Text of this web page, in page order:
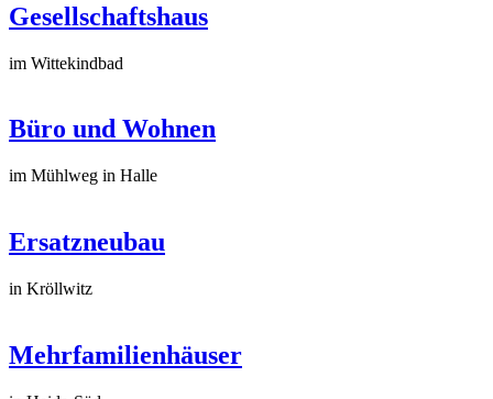
Gesellschaftshaus
im Wittekindbad
Büro und Wohnen
im Mühlweg in Halle
Ersatzneubau
in Kröllwitz
Mehrfamilienhäuser